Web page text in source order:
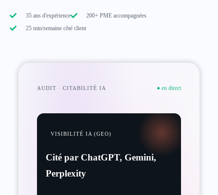
35 ans d'expérience
200+ PME accompagnées
25 min/semaine côté client
AUDIT · CITABILITÉ IA ● en direct
VISIBILITÉ IA (GEO)
Cité par ChatGPT, Gemini,
Perplexity